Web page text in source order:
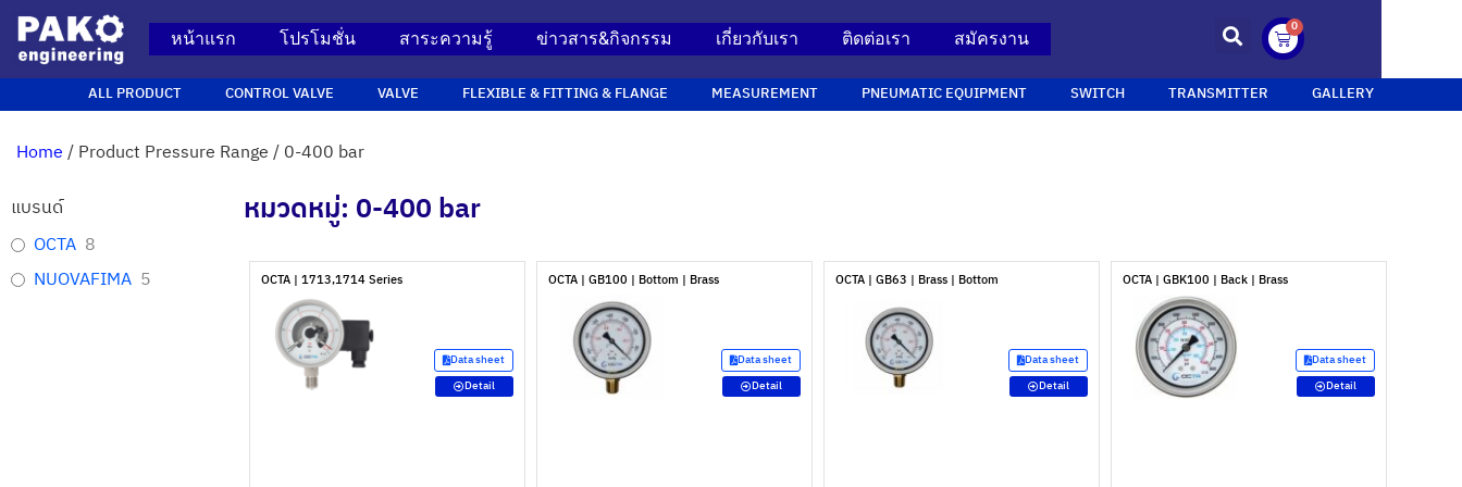
หน้าแรก โปรโมชั่น สาระความรู้ ข่าวสาร&กิจกรรม เกี่ยวกับเรา ติดต่อเรา สมัครงาน
0
ALL PRODUCT CONTROL VALVE VALVE FLEXIBLE & FITTING & FLANGE MEASUREMENT PNEUMATIC EQUIPMENT SWITCH TRANSMITTER GALLERY
Home/ Product Pressure Range / 0-400 bar
แบรนด์
OCTA 8
NUOVAFIMA 5
หมวดหมู่: 0-400 bar
OCTA | 1713,1714 Series
Data sheet
Detail
OCTA | GB100 | Bottom | Brass
Data sheet
Detail
OCTA | GB63 | Brass | Bottom
Data sheet
Detail
OCTA | GBK100 | Back | Brass
Data sheet
Detail